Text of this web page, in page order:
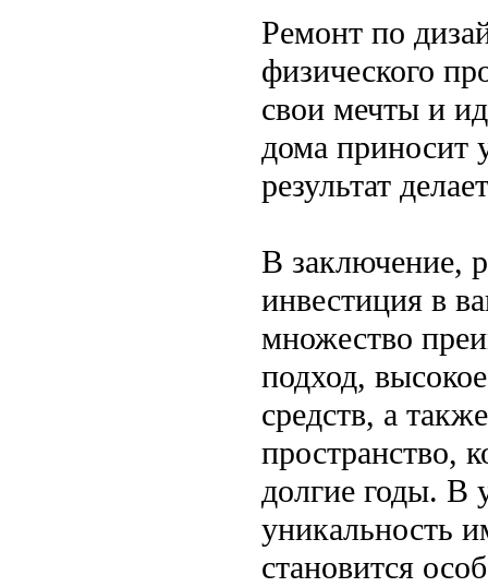
Ремонт по
физического
свои мечты и
дома приносит
результат
В заключение,
инвестиция в
множество
подход,
средств, а
пространство,
долгие годы. В
уникальность
становится